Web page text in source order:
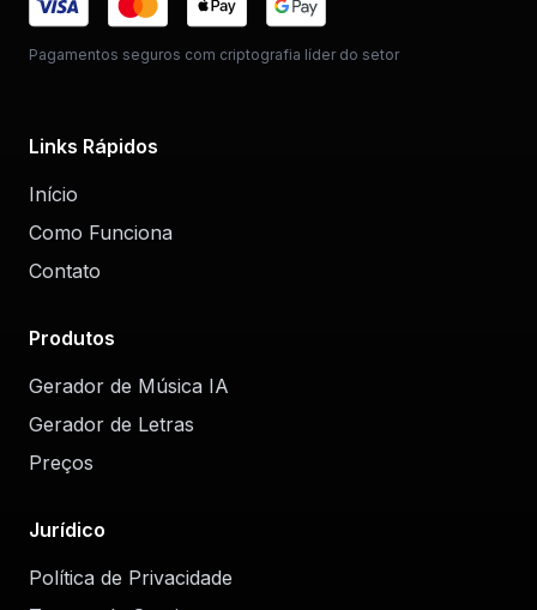
Pagamentos seguros com criptografia líder do setor
Links Rápidos
Início
Como Funciona
Contato
Produtos
Gerador de Música IA
Gerador de Letras
Preços
Jurídico
Política de Privacidade